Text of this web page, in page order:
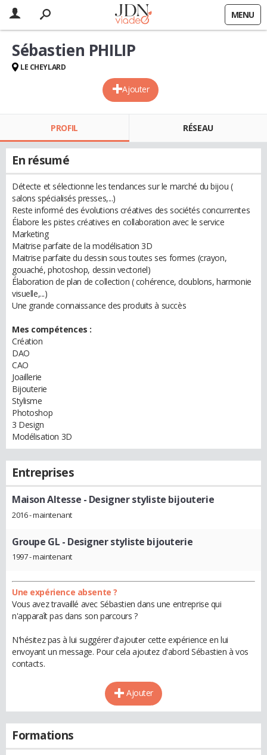
MENU
Ajouter
Sébastien PHILIP
LE CHEYLARD
PROFIL RÉSEAU
En résumé
Détecte et sélectionne les tendances sur le marché du bijou (
salons spécialisés presses,...)
Reste informé des évolutions créatives des sociétés concurrentes
Élabore les pistes créatives en collaboration avec le service
Marketing
Maitrise parfaite de la modélisation 3D
Maitrise parfaite du dessin sous toutes ses formes (crayon,
gouaché, photoshop, dessin vectoriel)
Élaboration de plan de collection ( cohérence, doublons, harmonie
visuelle,...)
Une grande connaissance des produits à succès
Mes compétences :
Création
DAO
CAO
Joaillerie
Bijouterie
Stylisme
Photoshop
3 Design
Modélisation 3D
Entreprises
Maison Altesse - Designer styliste bijouterie
2016 - maintenant
Groupe GL - Designer styliste bijouterie
1997 - maintenant
Une expérience absente ?
Vous avez travaillé avec Sébastien dans une entreprise qui
n'apparaît pas dans son parcours ?
N'hésitez pas à lui suggérer d'ajouter cette expérience en lui
envoyant un message. Pour cela ajoutez d'abord Sébastien à vos
contacts.
Ajouter
Formations